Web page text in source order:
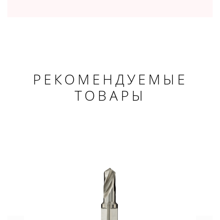
ДОБРО ПОЖАЛОВАТЬ!
РЕКОМЕНДУЕМЫЕ
ТОВАРЫ